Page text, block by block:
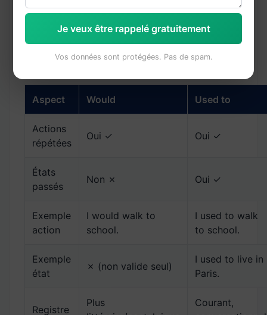
until dark.— Après l'école, nous jouions dans le
Aspect Would Used to
Actions
répétées
Oui ✓ Oui ✓
États
passés
Non ✗ Oui ✓
Exemple
action
I would walk to
school.
I used to walk
to school.
Exemple
état
✗ (non valide seul)
I used to live in
Paris.
Registre
Plus
Courant,
Je veux être rappelé gratuitement
Vos données sont protégées. Pas de spam.